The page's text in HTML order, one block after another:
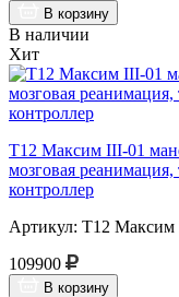
В корзину
В наличии
Хит
Т12 Максим III-01
мозговая
контроллер
Артикул: Т12 Максим
109900
В корзину